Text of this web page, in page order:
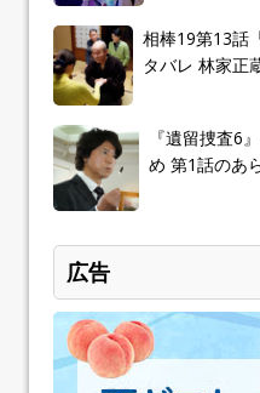
相棒19第13話
タバレ 林家正
『遺留捜査6
め 第1話のあ
広告